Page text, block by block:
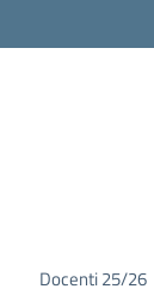
Docenti 25/26